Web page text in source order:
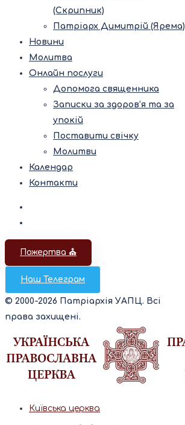
(Скрипник)
Патріарх Димитрій (Ярема)
Новини
Молитва
Онлайн послуги
Допомога священника
Записки за здоров’я та за
упокій
Поставити свічку
Молитви
Календар
Контакти
Пожертва ⛪️
Наш Телеграм
© 2000-2026 Патріархія УАПЦ. Всі
права захищені.
Київська церква